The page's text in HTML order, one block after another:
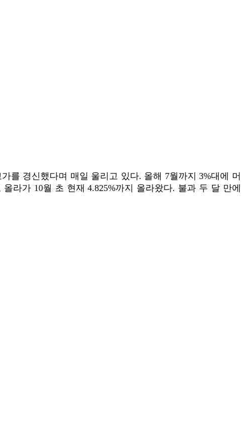
를 경신했다며 매일 울리고 있다. 올해 7월까지 3%대에 머
라가 10월 초 현재 4.825%까지 올라왔다. 불과 두 달 만에